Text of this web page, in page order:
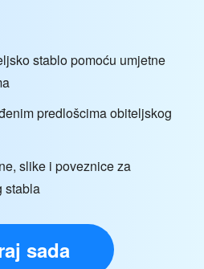
stablo pomoću umjetne
predlošcima obiteljskog
slike i poveznice za
stabla
sada